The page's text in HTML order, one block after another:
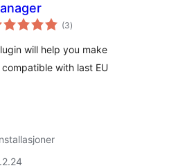
(3totale
vurderinger
)
will help you make
with last EU